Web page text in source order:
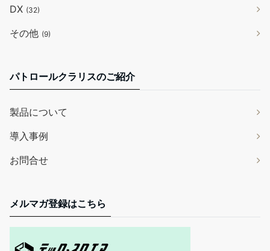
DX (32)
その他 (9)
パトロールクラリスのご紹介
製品について
導入事例
お問合せ
メルマガ登録はこちら